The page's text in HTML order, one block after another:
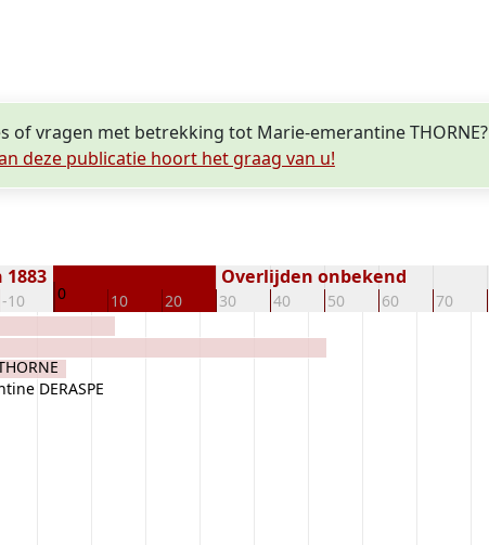
of vragen met betrekking tot Marie-emerantine THORNE?
deze publicatie hoort het graag van u!
-10 0 10 20 30 40 50 60 70
1883 Overlijden onbekend
DERASPE